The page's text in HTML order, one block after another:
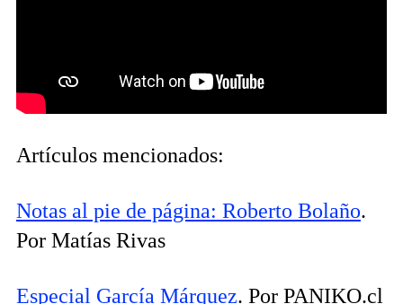
Artículos mencionados:
Notas al pie de página: Roberto Bolaño.
Por Matías Rivas
Especial García Márquez. Por PANIKO.cl